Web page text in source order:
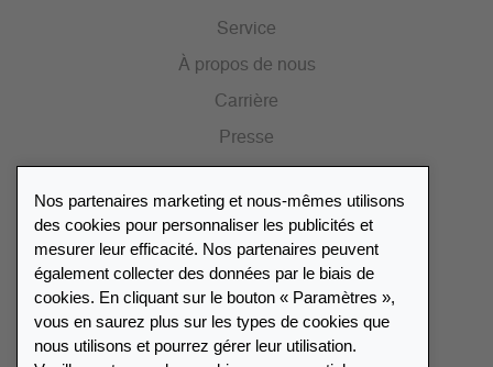
Service
À propos de nous
Carrière
Presse
Portail des revendeurs
Répertoire des revendeurs
Trouver Leuchtturm
Nos partenaires marketing et nous-mêmes utilisons
des cookies pour personnaliser les publicités et
mesurer leur efficacité. Nos partenaires peuvent
également collecter des données par le biais de
cookies. En cliquant sur le bouton « Paramètres »,
vous en saurez plus sur les types de cookies que
nous utilisons et pourrez gérer leur utilisation.